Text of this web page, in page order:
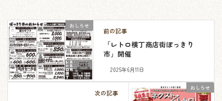
おしらせ
前の記事
「レトロ横丁商店街ぽっきり
市」開催
2025年6月11日
おしらせ
次の記事